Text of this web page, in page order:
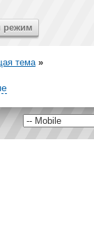
тема »